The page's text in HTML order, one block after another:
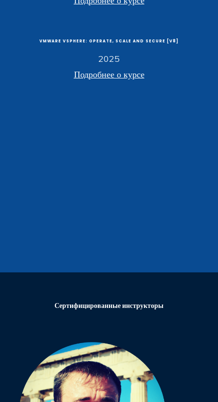
VMWARE VSPHERE: OPERATE, SCALE AND SECURE [V8]
2025
Подробнее о курсе
Сертифицированные инструкторы